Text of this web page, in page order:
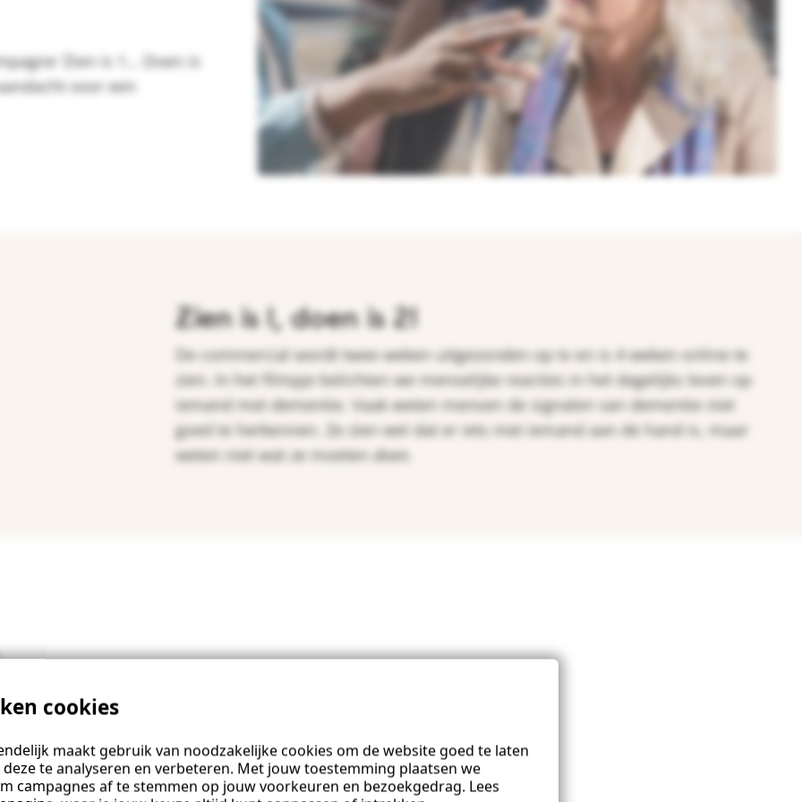
cookies
maakt gebruik van noodzakelijke cookies om de website goed te laten
te analyseren en verbeteren. Met jouw toestemming plaatsen we
campagnes af te stemmen op jouw voorkeuren en bezoekgedrag. Lees
‘Zien is 1… Doen is
voor een
Zien is 1, doen is 2!
De commercial wordt twee weken uitgezonden op tv en is 4 weken online te
zien. In het filmpje belichten we menselijke reacties in het dagelijks leven op
iemand met dementie. Vaak weten mensen de signalen van dementie niet
goed te herkennen. Ze zien wel dat er iets met iemand aan de hand is, maar
weten niet wat ze moetendoen.
testen tijdens een
de
met mensen met